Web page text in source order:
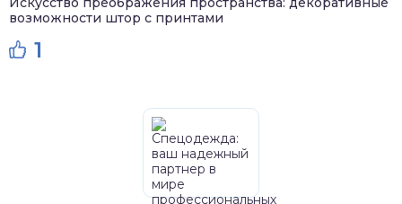
возможности штор с принтами
1